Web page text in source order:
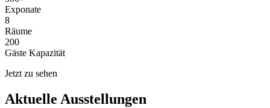
Exponate
8
Räume
200
Gäste Kapazität
Jetzt zu sehen
Aktuelle Ausstellungen